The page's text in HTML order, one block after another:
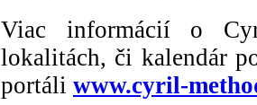
Viac informácií o
lokalitách, či kalendár
portáli www.cyril-